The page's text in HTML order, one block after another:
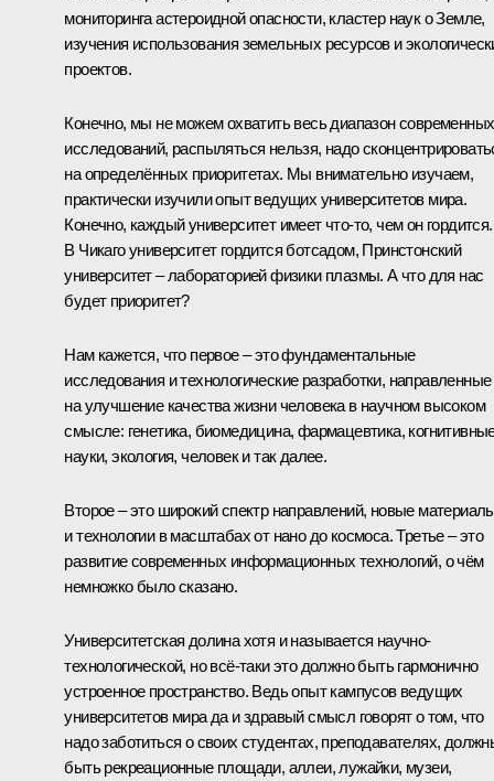
мониторинга астероидной опасности, кластер наук о Земле,
изучения использования земельных ресурсов и
проектов.
Конечно, мы не можем охватить весь диапазон современных
исследований, распыляться нельзя, надо
на определённых приоритетах. Мы внимательно изучаем,
практически изучили опыт ведущих университетов мира.
Конечно, каждый университет имеет что‑то, чем он гордится.
В Чикаго университет гордится ботсадом, Принстонский
университет – лабораторией физики плазмы. А что для нас
будет приоритет?
Нам кажется, что первое – это фундаментальные
исследования и технологические разработки, направленные
на улучшение качества жизни человека в научном высоком
смысле: генетика, биомедицина, фармацевтика,
науки, экология, человек и так далее.
Второе – это широкий спектр направлений, новые
и технологии в масштабах от нано до космоса. Третье – это
развитие современных информационных технологий, о чём
немножко было сказано.
Университетская долина хотя и называется научно-
технологической, но всё‑таки это должно быть гармонично
устроенное пространство. Ведь опыт кампусов ведущих
университетов мира да и здравый смысл говорят о том, что
надо заботиться о своих студентах, преподавателях,
быть рекреационные площади, аллеи, лужайки, музеи,